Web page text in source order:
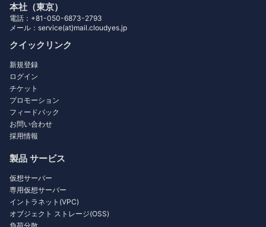
本社（東京）
電話：+81-050-6873-2793
メール：service(at)mail.cloudyes.jp
クイックリンク
新規登録
ログイン
チケット
プロモーション
フィードバック
お問い合わせ
採用情報
製品 サービス
仮想サーバー
専用仮想サーバー
イントラネット(VPC)
オブジェクト ストレージ(OSS)